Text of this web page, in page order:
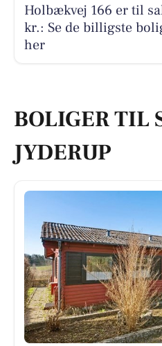
Holbækvej 166 er til
kr.: Se de billigste
her
BOLIGER TIL
JYDERUP